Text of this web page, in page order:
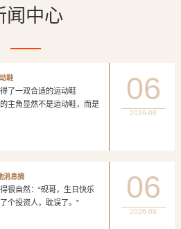
闻中心
鞋
一双合适的运动鞋
主角显然不是运动鞋，而是
06
2026-08
消息摘
然：“砚哥，生日快乐
了个投资人，耽误了。”
06
2026-08